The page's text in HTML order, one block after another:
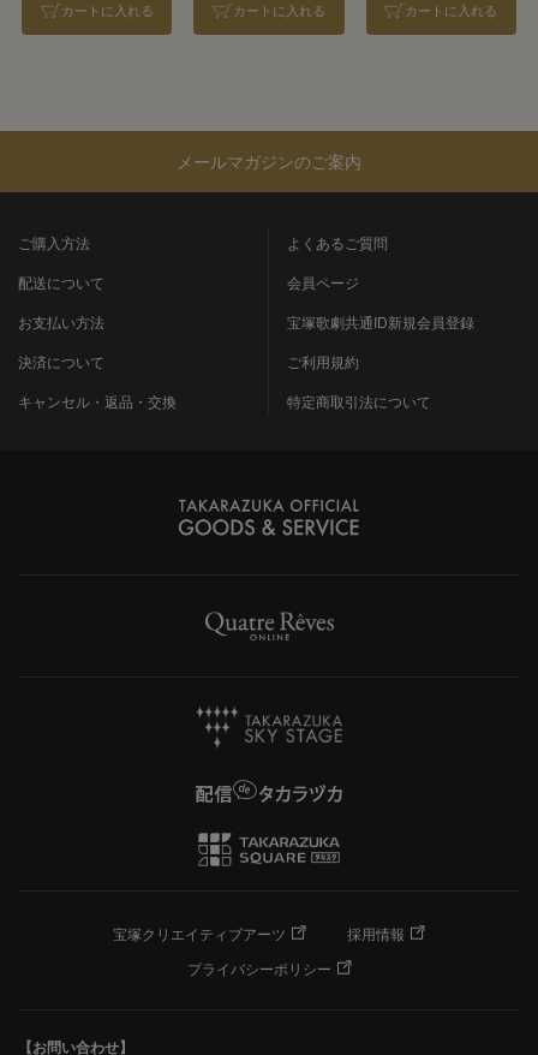
カートに入れる カートに入れる カートに入れる
メールマガジンのご案内
ご購入方法
配送について
お支払い方法
決済について
キャンセル・返品・交換
よくあるご質問
会員ページ
宝塚歌劇共通ID新規会員登録
ご利用規約
特定商取引法について
宝塚クリエイティブアーツ
採用情報
プライバシーポリシー
【お問い合わせ】